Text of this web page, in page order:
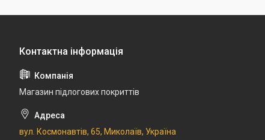
Магазин підлогових покриттів
вул. Космонавтів, 65, Миколаїв, Україна